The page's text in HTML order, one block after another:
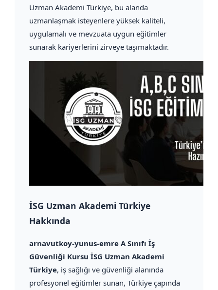
Uzman Akademi Türkiye, bu alanda
uzmanlaşmak isteyenlere yüksek kaliteli,
uygulamalı ve mevzuata uygun eğitimler
sunarak kariyerlerini zirveye taşımaktadır.
İSG Uzman Akademi Türkiye
Hakkında
arnavutkoy-yunus-emre A Sınıfı İş
Güvenliği Kursu İSG Uzman Akademi
Türkiye, iş sağlığı ve güvenliği alanında
profesyonel eğitimler sunan, Türkiye çapında